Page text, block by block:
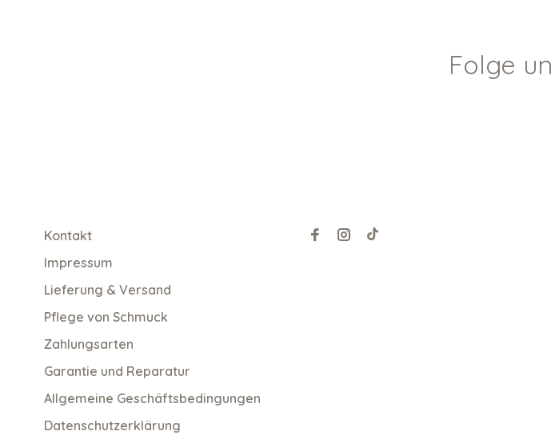
Folge
Kontakt
Impressum
Lieferung & Versand
Pflege von Schmuck
Zahlungsarten
Garantie und Reparatur
Allgemeine Geschäftsbedingungen
Datenschutzerklärung